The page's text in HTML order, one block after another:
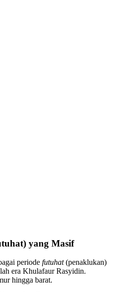
yang Masif
periode futuhat(penaklukan)
era Khulafaur Rasyidin.
hingga barat.